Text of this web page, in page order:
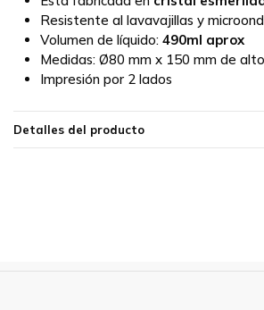
Resistente al lavavajillas y
Volumen de líquido: 490ml aprox
Medidas: Ø80 mm x 150 mm de alto
Impresión por 2 lados
Detalles del producto